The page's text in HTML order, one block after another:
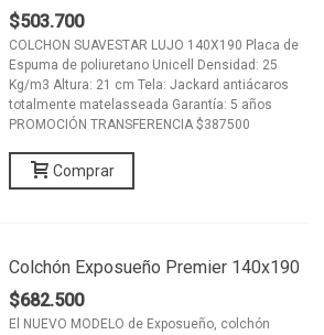
$503.700
COLCHON SUAVESTAR LUJO 140X190 Placa de
Espuma de poliuretano Unicell Densidad: 25
Kg/m3 Altura: 21 cm Tela: Jackard antiácaros
totalmente matelasseada Garantía: 5 años
PROMOCIÓN TRANSFERENCIA $387500
Comprar
Colchón Exposueño Premier 140x190
$682.500
El NUEVO MODELO de Exposueño, colchón